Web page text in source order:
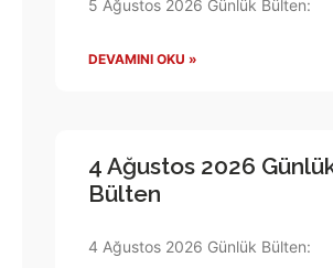
5 Ağustos 2026 Günlük Bülten:
DEVAMINI OKU »
4 Ağustos 2026
Bülten
4 Ağustos 2026 Günlük Bülten: